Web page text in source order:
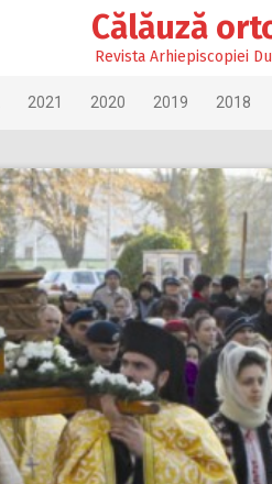
Călăuză
Revista Arhiepiscopiei
2021 2020 2019 2018